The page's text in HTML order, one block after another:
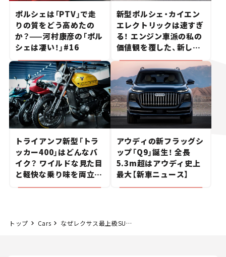
ポルシェは「PTV」で走
りの質をどう高めたの
か？——河村康彦の「ポル
シェは凄い！」#16
新型ポルシェ・カイエン
エレクトリックは速すぎ
る！ エンジン車派の私の
価値観を覆した、新しい
ポルシェの走り。
トライアンフ新型「トラ
ッカー400」はどんなバ
イク？ ワイルドな見た目
と軽快な乗り味を両立し
た400ccフラットトラッ
アウディの新フラッグシ
ップ「Q9」誕生！ 全長
5.3m超はアウディ史上
最大【新車ニュース】
トップ Cars なぜレクサス最上級SUV「LX」は専用ハイブリッドを新開発したのか？ 新型「LX700h」の見所を解説！【新車ニュース】